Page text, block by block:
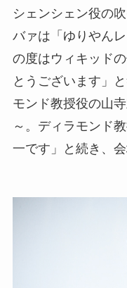
シェンシェン役の
バァは「ゆりやん
の度はウィキッド
とうございます」
モンド教授役の山
～。ディラモンド
一です」と続き、会